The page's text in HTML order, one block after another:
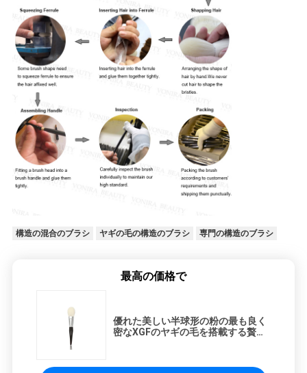
構造の混合のブラシ ヤギの毛の構造のブラシ 専門の構造のブラシ
最高の価格で
優れた美しい半球形の粉の最も良く
密なXGFのヤギの毛を搭載する贅沢